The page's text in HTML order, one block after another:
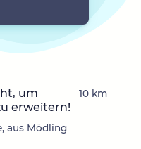
um
erweitern!
aus Mödling
10 km